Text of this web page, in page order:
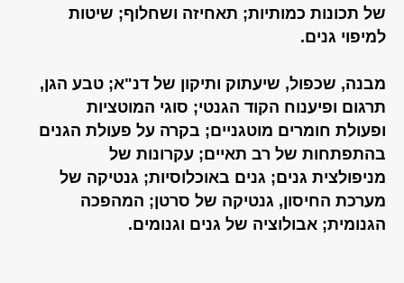
של תכונות כמותיות; תאחיזה ושחלוף; שיטות
למיפוי גנים.
מבנה, שכפול, שיעתוק ותיקון של דנ"א; טבע הגן,
תרגום ופיענוח הקוד הגנטי; סוגי המוטציות
ופעולת חומרים מוטגניים; בקרה על פעולת הגנים
בהתפתחות של רב תאיים; עקרונות של
מניפולצית גנים; גנים באוכלוסיות; גנטיקה של
מערכת החיסון, גנטיקה של סרטן; המהפכה
הגנומית; אבולוציה של גנים וגנומים.